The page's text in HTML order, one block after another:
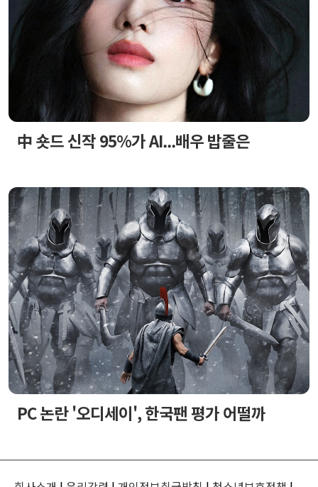
中 숏드 신작 95%가 AI...배우 밥줄은
PC 논란 '오디세이', 한국팬 평가 어떨까